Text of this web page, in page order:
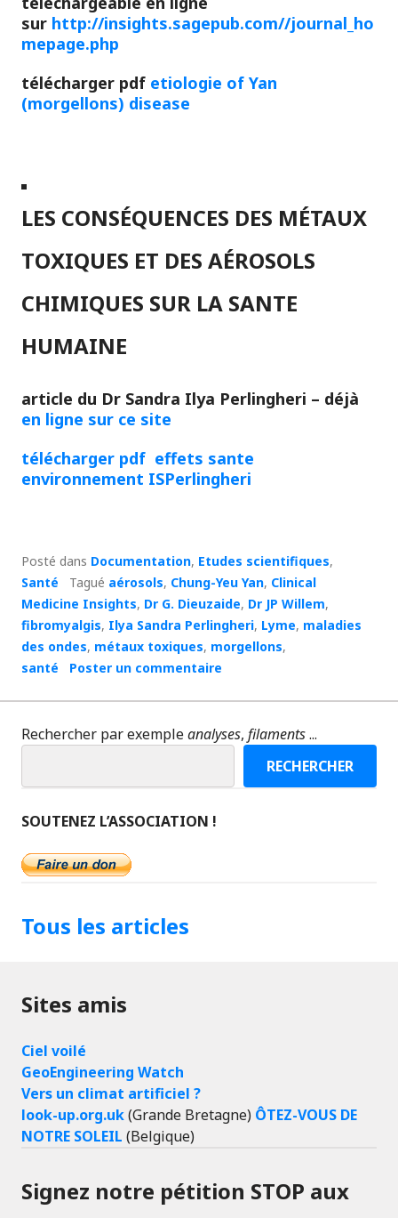
sur http://insights.sagepub.com//journal_ho
mepage.php
télécharger pdf etiologie of Yan
(morgellons) disease
LES CONSÉQUENCES DES MÉTAUX
TOXIQUES ET DES AÉROSOLS
CHIMIQUES SUR LA SANTE
HUMAINE
article du Dr Sandra Ilya Perlingheri – déjà
en ligne sur ce site
télécharger pdf effets sante
environnement ISPerlingheri
Posté dans Documentation, Etudes scientifiques,
Santé
Tagué aérosols, Chung-Yeu Yan, Clinical
Medicine Insights, Dr G. Dieuzaide, Dr JP Willem,
fibromyalgis, Ilya Sandra Perlingheri, Lyme, maladies
des ondes, métaux toxiques, morgellons,
santé
Poster un commentaire
Rechercher par exempleanalyses, filaments...
RECHERCHER
SOUTENEZ L’ASSOCIATION !
Tous les articles
Sites amis
Ciel voilé
GeoEngineering Watch
Vers un climat artificiel ?
look-up.org.uk(Grande Bretagne) ÔTEZ-VOUS DE
NOTRE SOLEIL (Belgique)
Signez notre pétition STOP aux